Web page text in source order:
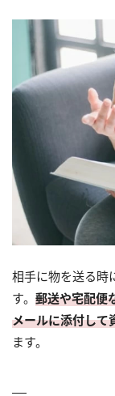
相手に物を送る時
す。 郵送や宅配便
メールに添付して
ます。